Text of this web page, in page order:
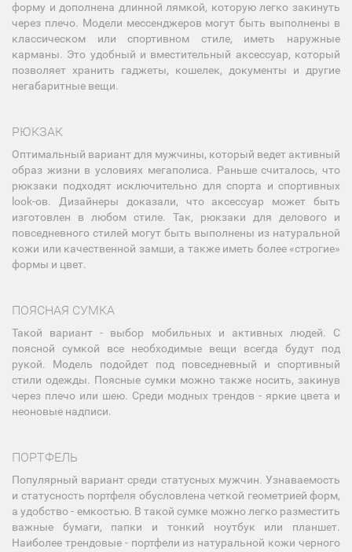
форму и дополнена длинной лямкой, которую легко закинуть
через плечо. Модели мессенджеров могут быть выполнены в
классическом или спортивном стиле, иметь наружные
карманы. Это удобный и вместительный аксессуар, который
позволяет хранить гаджеты, кошелек, документы и другие
негабаритные вещи.
РЮКЗАК
Оптимальный вариант для мужчины, который ведет активный
образ жизни в условиях мегаполиса. Раньше считалось, что
рюкзаки подходят исключительно для спорта и спортивных
look-ов. Дизайнеры доказали, что аксессуар может быть
изготовлен в любом стиле. Так, рюкзаки для делового и
повседневного стилей могут быть выполнены из натуральной
кожи или качественной замши, а также иметь более «строгие»
формы и цвет.
ПОЯСНАЯ СУМКА
Такой вариант - выбор мобильных и активных людей. С
поясной сумкой все необходимые вещи всегда будут под
рукой. Модель подойдет под повседневный и спортивный
стили одежды. Поясные сумки можно также носить, закинув
через плечо или шею. Среди модных трендов - яркие цвета и
неоновые надписи.
ПОРТФЕЛЬ
Популярный вариант среди статусных мужчин. Узнаваемость
и статусность портфеля обусловлена четкой геометрией форм,
а удобство - емкостью. В такой сумке можно легко разместить
важные бумаги, папки и тонкий ноутбук или планшет.
Наиболее трендовые - портфели из натуральной кожи черного